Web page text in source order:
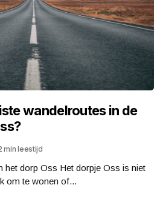
wandelroutes in de
min leestijd
het dorp Oss Het dorpje Oss is niet
om te wonen of...